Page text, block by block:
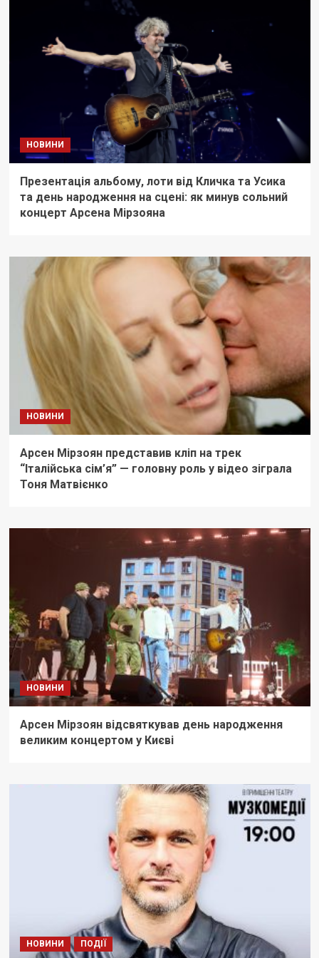
НОВИНИ
Презентація альбому, лоти від Кличка та Усика
та день народження на сцені: як минув сольний
концерт Арсена Мірзояна
НОВИНИ
Арсен Мірзоян представив кліп на трек
“Італійська сім’я” — головну роль у відео зіграла
Тоня Матвієнко
НОВИНИ
Арсен Мірзоян відсвяткував день народження
великим концертом у Києві
НОВИНИ ПОДІЇ